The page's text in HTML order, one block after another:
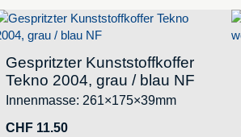
CHF 23.90CHF 13.00.
Gespritzter Kunststoffkoffer
Tekno 2004, grau / blau NF
Innenmasse: 261×175×39mm
CHF11.50